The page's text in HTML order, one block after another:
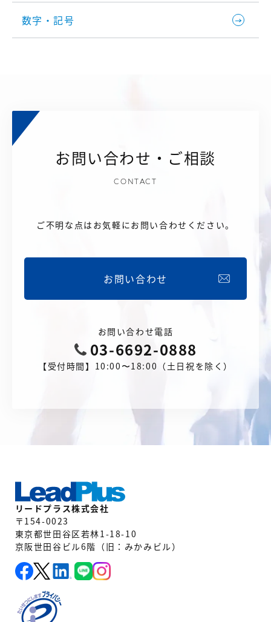
数字・記号
お問い合わせ・ご相談
CONTACT
ご不明な点はお気軽にお問い合わせください。
お問い合わせ
お問い合わせ電話
03-6692-0888
【受付時間】10:00〜18:00（土日祝を除く）
リードプラス株式会社
〒154-0023
東京都世田谷区若林1-18-10
京阪世田谷ビル6階（旧：みかみビル）